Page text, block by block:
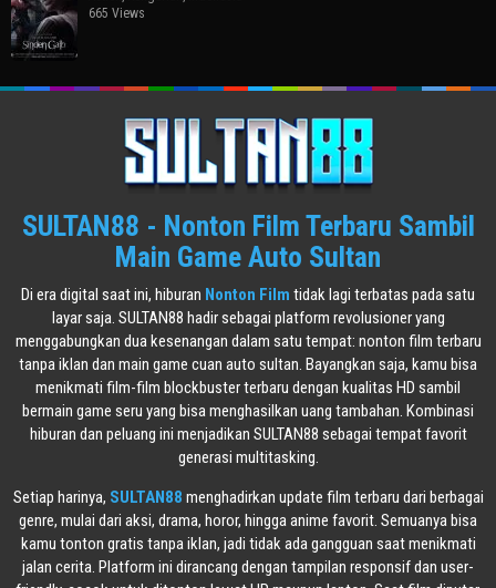
665 Views
SULTAN88 - Nonton Film Terbaru Sambil
Main Game Auto Sultan
Di era digital saat ini, hiburan Nonton Film tidak lagi terbatas pada satu
layar saja. SULTAN88 hadir sebagai platform revolusioner yang
menggabungkan dua kesenangan dalam satu tempat: nonton film terbaru
tanpa iklan dan main game cuan auto sultan. Bayangkan saja, kamu bisa
menikmati film-film blockbuster terbaru dengan kualitas HD sambil
bermain game seru yang bisa menghasilkan uang tambahan. Kombinasi
hiburan dan peluang ini menjadikan SULTAN88 sebagai tempat favorit
generasi multitasking.
Setiap harinya, SULTAN88 menghadirkan update film terbaru dari berbagai
genre, mulai dari aksi, drama, horor, hingga anime favorit. Semuanya bisa
kamu tonton gratis tanpa iklan, jadi tidak ada gangguan saat menikmati
jalan cerita. Platform ini dirancang dengan tampilan responsif dan user-